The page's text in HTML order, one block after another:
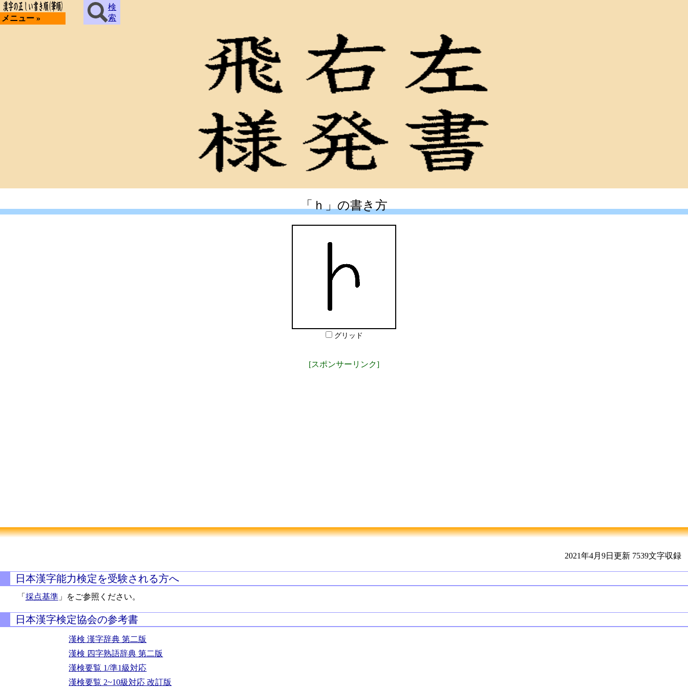
メニュー »
検
索
「ｈ」の書き方
グリッド
[スポンサーリンク]
2021年4月9日更新 7539文字収録
日本漢字能力検定を受験される方へ
「 採点基準」をご参照ください。
日本漢字検定協会の参考書
漢検 漢字辞典 第二版
漢検 四字熟語辞典 第二版
漢検要覧 1/準1級対応
漢検要覧 2~10級対応 改訂版